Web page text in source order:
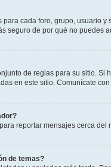
cada foro, grupo, usuario
seguro de por qué no puedes
de reglas para su sitio.
en este sitio. Comunícate
reportar mensajes cerca
de temas?